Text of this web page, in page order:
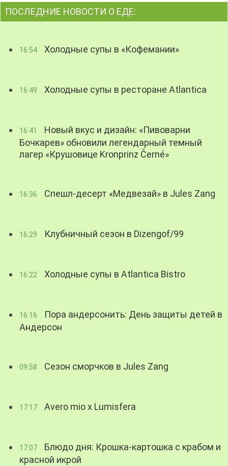
ПОСЛЕДНИЕ НОВОСТИ О ЕДЕ:
16:54 Холодные супы в «Кофемании»
16:49 Холодные супы в ресторане Atlantica
16:41
Новый вкус и дизайн: «Пивоварни
Бочкарев» обновили легендарный темный
лагер «Крушовице Kronprinz Černé»
16:36 Спешл-десерт «Медвезай» в Jules Zang
16:29 Клубничный сезон в Dizengof/99
16:22 Холодные супы в Atlantica Bistro
16:16
Пора андерсонить: День защиты детей в
Андерсон
09:58 Сезон сморчков в Jules Zang
17:17 Avero mio x Lumisfera
17:07
Блюдо дня: Крошка-картошка с крабом и
красной икрой